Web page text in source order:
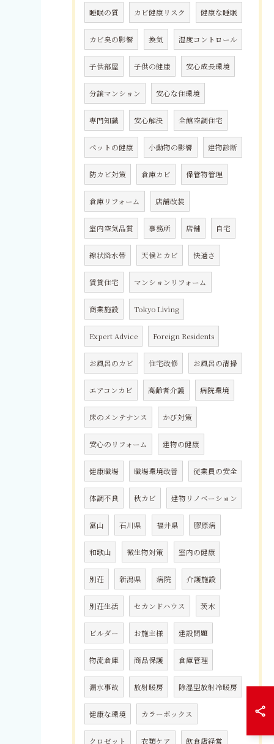
睡眠の質 カビ健康リスク 健康な睡眠
カビ臭の影響 換気 湿度コントロール
子供部屋 子供の健康 安心成長環境
分譲マンション 安心な住環境
専門知識 安心解決 全館空調住宅
ペットの健康 小動物の影響 建物診断
防カビ対策 倉庫カビ 保管物管理
倉庫リフォーム 店舗改装
室内空気品質 事務所 店舗 自宅
線状降水帯 天候とカビ 快適さ
賃貸住宅 マンションリフォーム
商業施設 Tokyo Living
Expert Advice Foreign Residents
お風呂のカビ 住宅改修 お風呂の清掃
エアコンカビ 高齢者介護 病院環境
床のメンテナンス かび対策
安心のリフォーム 建物の健康
健康職場 職場環境改善 従業員の安全
体調不良 秋カビ 建物リノベーション
富山 石川県 福井県 膠原病
和歌山 微生物対策 室内の健康
別荘 新潟県 病院 介護施設
別荘生活 セカンドハウス 茨木
ビルダー お施主様 建設問題
物流倉庫 商品保護 倉庫管理
漏水事故 放射暖房 除湿型放射冷暖房
健康な環境 カラーボックス
クロゼット 衣類ケア 飲食店経営